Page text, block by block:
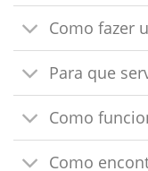
Como fazer
Para que
Como
Como